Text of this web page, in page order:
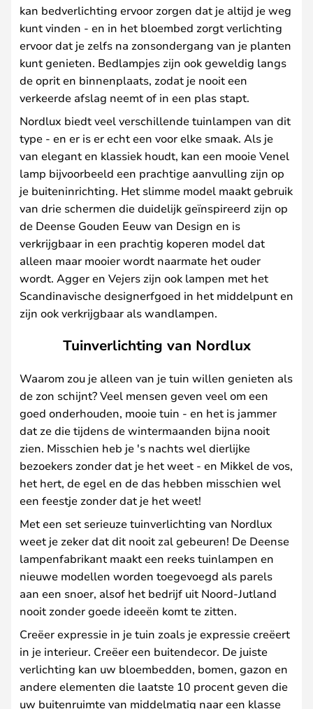
kan bedverlichting ervoor zorgen dat je altijd je weg
kunt vinden - en in het bloembed zorgt verlichting
ervoor dat je zelfs na zonsondergang van je planten
kunt genieten. Bedlampjes zijn ook geweldig langs
de oprit en binnenplaats, zodat je nooit een
verkeerde afslag neemt of in een plas stapt.
Nordlux biedt veel verschillende tuinlampen van dit
type - en er is er echt een voor elke smaak. Als je
van elegant en klassiek houdt, kan een mooie Venel
lamp bijvoorbeeld een prachtige aanvulling zijn op
je buiteninrichting. Het slimme model maakt gebruik
van drie schermen die duidelijk geïnspireerd zijn op
de Deense Gouden Eeuw van Design en is
verkrijgbaar in een prachtig koperen model dat
alleen maar mooier wordt naarmate het ouder
wordt. Agger en Vejers zijn ook lampen met het
Scandinavische designerfgoed in het middelpunt en
zijn ook verkrijgbaar als wandlampen.
Tuinverlichting van Nordlux
Waarom zou je alleen van je tuin willen genieten als
de zon schijnt? Veel mensen geven veel om een
goed onderhouden, mooie tuin - en het is jammer
dat ze die tijdens de wintermaanden bijna nooit
zien. Misschien heb je 's nachts wel dierlijke
bezoekers zonder dat je het weet - en Mikkel de vos,
het hert, de egel en de das hebben misschien wel
een feestje zonder dat je het weet!
Met een set serieuze tuinverlichting van Nordlux
weet je zeker dat dit nooit zal gebeuren! De Deense
lampenfabrikant maakt een reeks tuinlampen en
nieuwe modellen worden toegevoegd als parels
aan een snoer, alsof het bedrijf uit Noord-Jutland
nooit zonder goede ideeën komt te zitten.
Creëer expressie in je tuin zoals je expressie creëert
in je interieur. Creëer een buitendecor. De juiste
verlichting kan uw bloembedden, bomen, gazon en
andere elementen die laatste 10 procent geven die
uw buitenruimte van middelmatig naar een klasse